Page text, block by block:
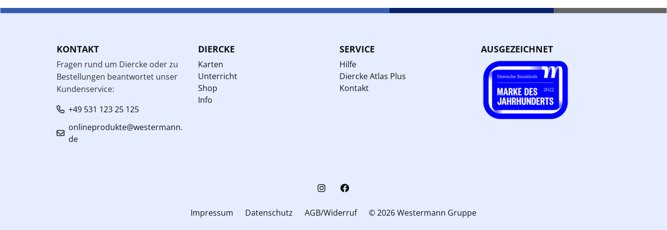
KONTAKT
Fragen rund um Diercke oder zu
Bestellungen beantwortet unser
Kundenservice:
+49 531 123 25 125
onlineprodukte@westermann.
de
DIERCKE
Karten
Unterricht
Shop
Info
SERVICE
Hilfe
Diercke Atlas Plus
Kontakt
AUSGEZEICHNET
Impressum Datenschutz AGB/Widerruf © 2026 Westermann Gruppe